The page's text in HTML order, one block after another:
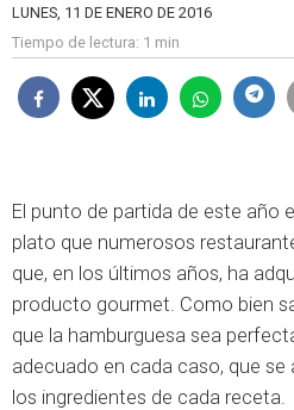
LUNES, 11 DE ENERO DE 2016
Tiempo de lectura: 1 min
El punto de partida de este año
plato que numerosos
que, en los últimos años, ha
producto gourmet. Como bien
que la hamburguesa sea
adecuado en cada caso, que
los ingredientes de cada receta.